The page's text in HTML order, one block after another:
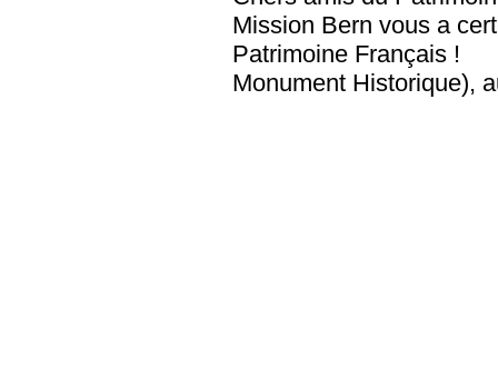
Mission Bern vous a
Patrimoine
Monument Historique),